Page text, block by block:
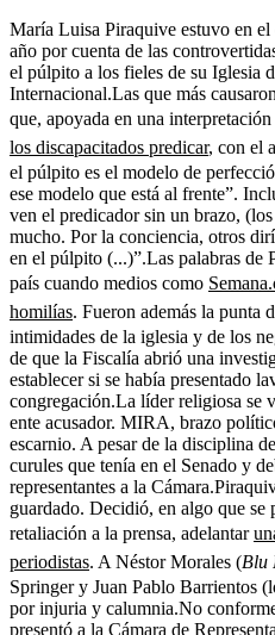
María Luisa Piraquive estuvo en
año por cuenta de las
el púlpito a los fieles de su Iglesia
Internacional.Las que más
que, apoyada en una
los discapacitados predicar, con el
el púlpito es el modelo de
ese modelo que está al frente”.
ven el predicador sin un brazo,
mucho. Por la conciencia, otros
en el púlpito (...)”.Las palabras de
país cuando medios como
homilías. Fueron además la punta
intimidades de la iglesia y de los
de que la Fiscalía abrió una
establecer si se había presentado
congregación.La líder religiosa se
ente acusador. MIRA, brazo
escarnio. A pesar de la disciplina
curules que tenía en el Senado y
representantes a la
guardado. Decidió, en algo que se
retaliación a la prensa, adelantar
periodistas. A Néstor Morales (Blu
Springer y Juan Pablo Barrientos
por injuria y calumnia.No
presentó a la Cámara de